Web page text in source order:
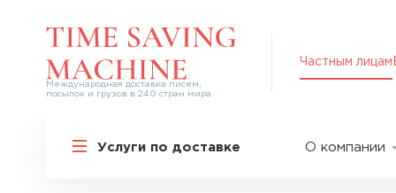
Международная доставка писем,
посылок и грузов в 240 стран мира
Частным лицам
Услуги по доставке
Международная доставка
О компании